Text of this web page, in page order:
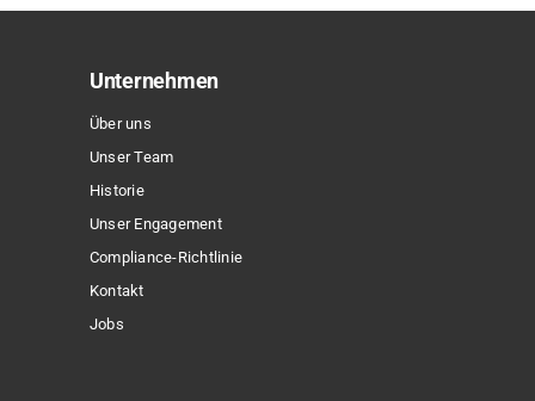
auf.
Optionen
gewählt
Unternehmen
Über uns
Unser Team
Historie
Unser Engagement
Compliance-Richtlinie
Kontakt
Jobs